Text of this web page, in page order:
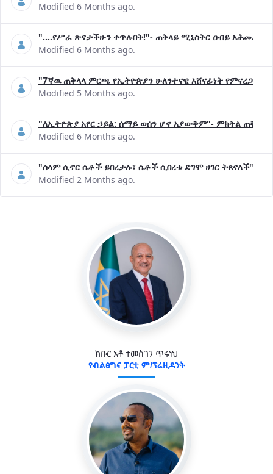
Modified 6 Months ago.
"....የሥራ ጽናታችሁን ቀጥሉበት!"- ጠቅላይ ሚኒስትር ዐብይ አሕመድ (ዶ/
Modified 6 Months ago.
"7ኛዉ ጠቅላላ ምርጫ የኢትዮጵያን ሁለንተናዊ አሸናፊነት
Modified 5 Months ago.
"ለኢትዮጵያ አየር ኃይል: ሰማይ ወሰን ሆኖ አያውቅም"- ምክትል ጠቅላይ
Modified 6 Months ago.
"ሰላም ሲኖር ሴቶች ይበረታሉ፣ ሴቶች ሲበረቱ ደግሞ ሀገር ትጸናለች"-
Modified 2 Months ago.
ክቡር አቶ ተመስገን ጥሩነህ
የብልፅግና ፓርቲ ም/ፕሬዚዳንት